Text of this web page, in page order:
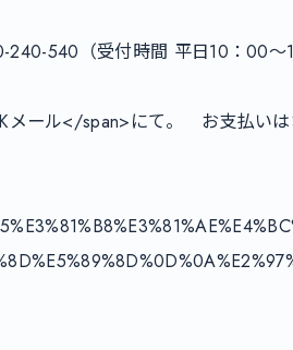
540（受付時間 平日10：00～
ール</span>にて。　お支払いは